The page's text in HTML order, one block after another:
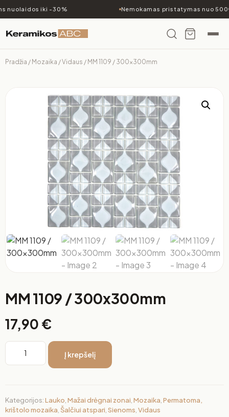
iki -30% Nemokamas pristatymas nuo 500€
Pradžia / Mozaika /Vidaus / MM 1109 / 300x300mm
MM 1109 / 300x300mm
17,90 €
Į krepšelį
Kategorijos:Lauko,Mažai drėgnai zonai,Mozaika,Permatoma,
krištolo mozaika, Šalčiui atspari,Sienoms,Vidaus